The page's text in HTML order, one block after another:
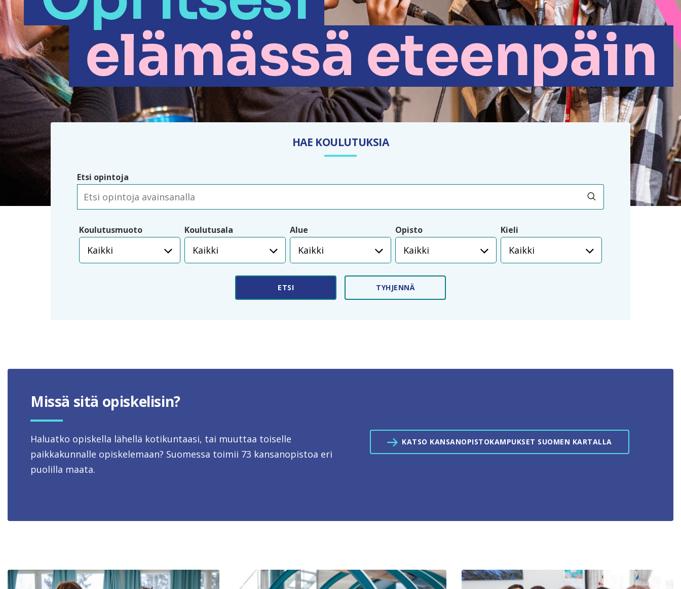
elämässä eteenpäin
HAE KOULUTUKSIA
Etsi opintoja
Koulutusmuoto
Kaikki
Koulutusala
Kaikki
Alue
Kaikki
Opisto
Kaikki
Kieli
Kaikki
ETSI TYHJENNÄ
Missä sitä opiskelisin?
Haluatko opiskella lähellä kotikuntaasi, tai muuttaa toiselle
paikkakunnalle opiskelemaan? Suomessa toimii 73 kansanopistoa eri
puolilla maata.
KATSO KANSANOPISTOKAMPUKSET SUOMEN KARTALLA